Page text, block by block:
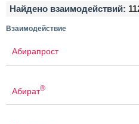
Найдено взаимодействий:
Взаимодействие
Абирапрост
Абират®